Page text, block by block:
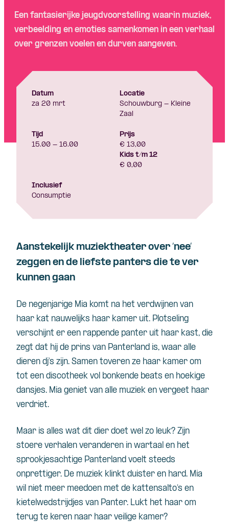
Een fantasierijke jeugdvoorstelling waarin muziek,
verbeelding en emoties samenkomen in een verhaal
over grenzen voelen en durven aangeven.
Datum
za 20 mrt
Locatie
Schouwburg - Kleine
Zaal
Tijd
15.00 - 16.00
Prijs
€ 13,00
Kids t/m 12
€ 0,00
Inclusief
Consumptie
Aanstekelijk muziektheater over ‘nee’
zeggen en de liefste panters die te ver
kunnen gaan
De negenjarige Mia komt na het verdwijnen van
haar kat nauwelijks haar kamer uit. Plotseling
verschijnt er een rappende panter uit haar kast, die
zegt dat hij de prins van Panterland is, waar alle
dieren dj’s zijn. Samen toveren ze haar kamer om
tot een discotheek vol bonkende beats en hoekige
dansjes. Mia geniet van alle muziek en vergeet haar
verdriet.
Maar is alles wat dit dier doet wel zo leuk? Zijn
stoere verhalen veranderen in wartaal en het
sprookjesachtige Panterland voelt steeds
onprettiger. De muziek klinkt duister en hard. Mia
wil niet meer meedoen met de kattensalto’s en
kietelwedstrijdjes van Panter. Lukt het haar om
terug te keren naar haar veilige kamer?